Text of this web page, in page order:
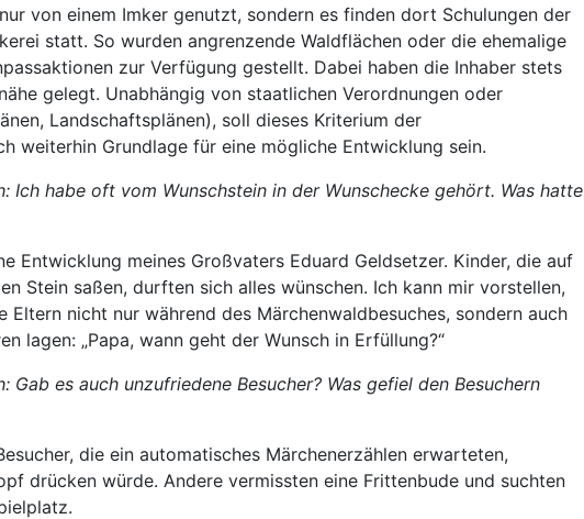
von einem Imker genutzt, sondern es finden dort Schulungen der
statt. So wurden angrenzende Waldflächen oder die ehemalige
zur Verfügung gestellt. Dabei haben die Inhaber stets
gelegt. Unabhängig von staatlichen Verordnungen oder
Landschaftsplänen), soll dieses Kriterium der
weiterhin Grundlage für eine mögliche Entwicklung sein.
Ich habe oft vom Wunschstein in der Wunschecke gehört. Was hatte
Entwicklung meines Großvaters Eduard Geldsetzer. Kinder, die auf
Stein saßen, durften sich alles wünschen. Ich kann mir vorstellen,
Eltern nicht nur während des Märchenwaldbesuches, sondern auch
lagen: „Papa, wann geht der Wunsch in Erfüllung?“
es auch unzufriedene Besucher? Was gefiel den Besuchern
die ein automatisches Märchenerzählen erwarteten,
drücken würde. Andere vermissten eine Frittenbude und suchten